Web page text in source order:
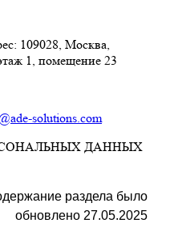
109028, Москва,
1, помещение 23
solutions.com
ДАННЫХ
раздела было
обновлено 27.05.2025